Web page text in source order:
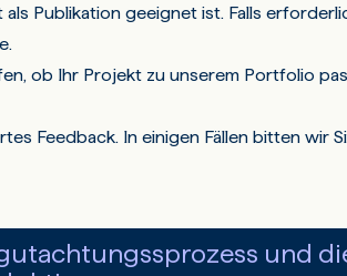
Publikation geeignet ist. Falls
ob Ihr Projekt zu unserem Portfolio
Feedback. In einigen Fällen bitten wir
und